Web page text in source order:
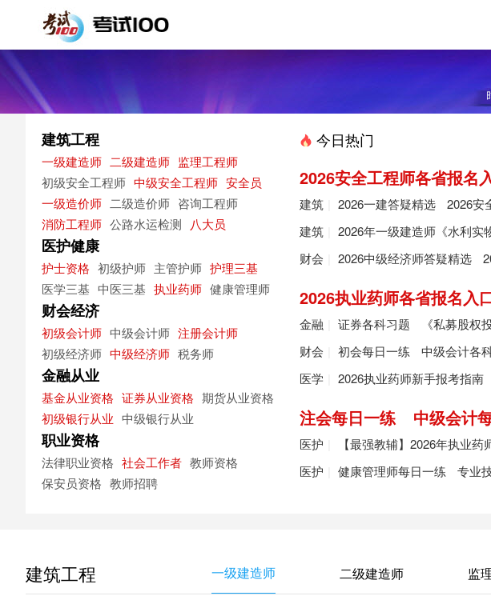
建筑工程
一级建造师 二级建造师 监理工程师
初级安全工程师 中级安全工程师 安全员
一级造价师 二级造价师 咨询工程师
消防工程师 公路水运检测 八大员
医护健康
护士资格 初级护师 主管护师 护理三基
医学三基 中医三基 执业药师 健康管理师
财会经济
初级会计师 中级会计师 注册会计师
初级经济师 中级经济师 税务师
金融从业
基金从业资格 证券从业资格 期货从业资格
初级银行从业 中级银行从业
职业资格
法律职业资格 社会工作者 教师资格
保安员资格 教师招聘
今日热门
2026安全工程师各省报名
建筑 2026一建答疑精选 2026安
建筑
2026年一级建造师《水利实
财会
2026中级经济师答疑精选
2026执业药师各省报名入
金融 证券各科习题
《私募股权
财会
初会每日一练 中级会计各
医学
2026执业药师新手报考指南
注会每日一练 中级会计
医护 【最强教辅】2026年执业药
医护
健康管理师每日一练 专业
建筑工程 一级建造师 二级建造师 监